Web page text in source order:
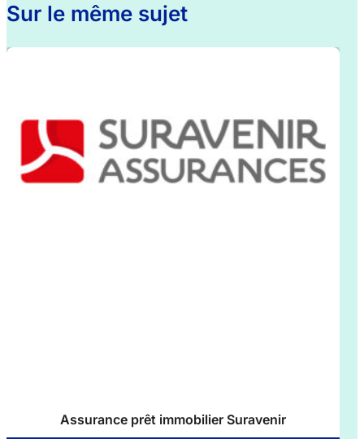
Sur le même sujet
Assurance prêt immobilier Suravenir